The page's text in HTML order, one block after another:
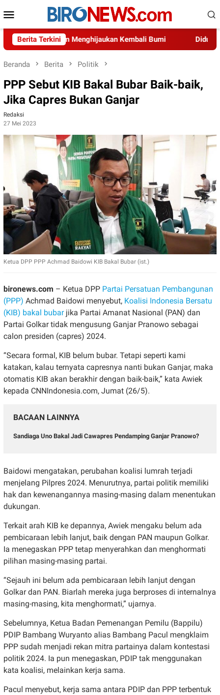
ke
kontenMobile
Berita Terkini
dalam Menghijaukan Kembali Bumi Diduga
Beranda Berita Politik
PPP Sebut KIB Bakal Bubar Baik-baik,
Jika Capres Bukan Ganjar
Redaksi
27 Mei 2023
Ketua DPP PPP Achmad Baidowi KIB Bakal Bubar (ist.)
bironews.com – Ketua DPP Partai Persatuan Pembangunan
(PPP) Achmad Baidowi menyebut, Koalisi Indonesia Bersatu
(KIB) bakal bubarjika Partai Amanat Nasional (PAN) dan
Partai Golkar tidak mengusung Ganjar Pranowo sebagai
calon presiden (capres) 2024.
“Secara formal, KIB belum bubar. Tetapi seperti kami
katakan, kalau ternyata capresnya nanti bukan Ganjar, maka
otomatis KIB akan berakhir dengan baik-baik,” kata Awiek
kepada CNNIndonesia.com, Jumat (26/5).
BACAAN LAINNYA
Sandiaga Uno Bakal Jadi Cawapres Pendamping Ganjar Pranowo?
Baidowi mengatakan, perubahan koalisi lumrah terjadi
menjelang Pilpres 2024. Menurutnya, partai politik memiliki
hak dan kewenangannya masing-masing dalam menentukan
dukungan.
Terkait arah KIB ke depannya, Awiek mengaku belum ada
pembicaraan lebih lanjut, baik dengan PAN maupun Golkar.
Ia menegaskan PPP tetap menyerahkan dan menghormati
pilihan masing-masing partai.
“Sejauh ini belum ada pembicaraan lebih lanjut dengan
Golkar dan PAN. Biarlah mereka juga berproses di internalnya
masing-masing, kita menghormati,” ujarnya.
Sebelumnya, Ketua Badan Pemenangan Pemilu (Bappilu)
PDIP Bambang Wuryanto alias Bambang Pacul mengklaim
PPP sudah menjadi rekan mitra partainya dalam kontestasi
politik 2024. Ia pun menegaskan, PDIP tak menggunakan
kata koalisi, melainkan kerja sama.
Pacul menyebut, kerja sama antara PDIP dan PPP terbentuk